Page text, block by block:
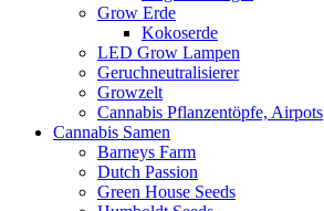
Grow Erde
Kokoserde
LED Grow Lampen
Geruchneutralisierer
Growzelt
Cannabis Pflanzentöpfe, Airpots
Cannabis Samen
Barneys Farm
Dutch Passion
Green House Seeds